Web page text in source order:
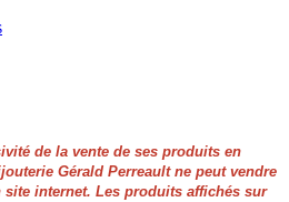
de la vente de ses produits en
Gérald Perreault ne peut vendre
internet. Les produits affichés sur